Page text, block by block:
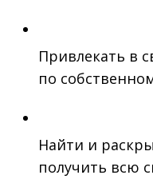
Привлекать в
по
Найти и
получить всю